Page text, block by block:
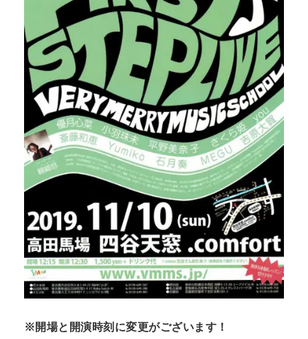
※開場と開演時刻に変更がございます！